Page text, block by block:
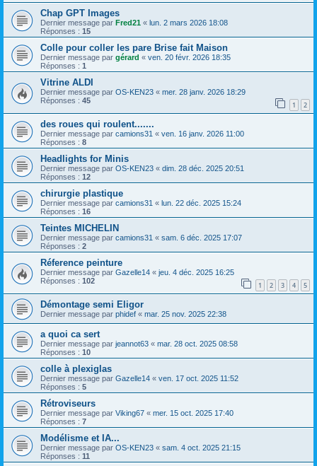
Chap GPT Images
Dernier message par Fred21 « lun. 2 mars 2026 18:08
Réponses : 15
Colle pour coller les pare Brise fait Maison
Dernier message par gérard « ven. 20 févr. 2026 18:35
Réponses : 1
Vitrine ALDI
Dernier message par OS-KEN23 « mer. 28 janv. 2026 18:29
Réponses : 45 1 2
des roues qui roulent.......
Dernier message par camions31 « ven. 16 janv. 2026 11:00
Réponses : 8
Headlights for Minis
Dernier message par OS-KEN23 « dim. 28 déc. 2025 20:51
Réponses : 12
chirurgie plastique
Dernier message par camions31 « lun. 22 déc. 2025 15:24
Réponses : 16
Teintes MICHELIN
Dernier message par camions31 « sam. 6 déc. 2025 17:07
Réponses : 2
Réference peinture
Dernier message par Gazelle14 « jeu. 4 déc. 2025 16:25
Réponses : 102 1 2 3 4 5
Démontage semi Eligor
Dernier message par phidef « mar. 25 nov. 2025 22:38
a quoi ca sert
Dernier message par jeannot63 « mar. 28 oct. 2025 08:58
Réponses : 10
colle à plexiglas
Dernier message par Gazelle14 « ven. 17 oct. 2025 11:52
Réponses : 5
Rétroviseurs
Dernier message par Viking67 « mer. 15 oct. 2025 17:40
Réponses : 7
Modélisme et IA...
Dernier message par OS-KEN23 « sam. 4 oct. 2025 21:15
Réponses : 11